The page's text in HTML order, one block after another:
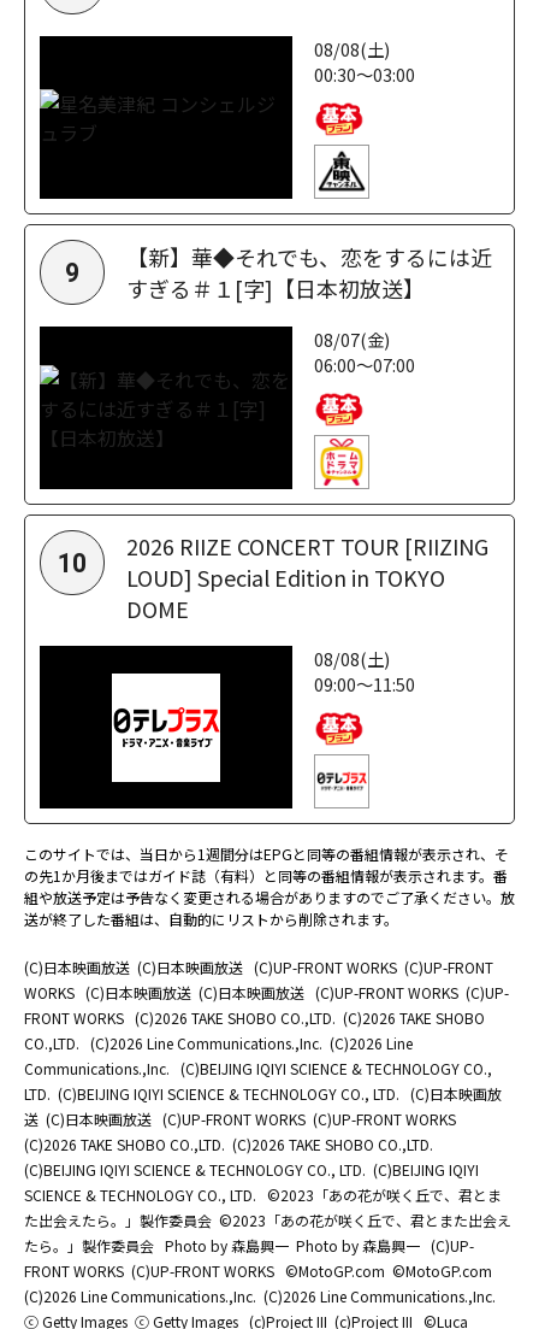
08/08(土)
00:30～03:00
9
【新】華◆それでも、恋をするには近
すぎる＃１[字]【日本初放送】
08/07(金)
06:00～07:00
10
2026 RIIZE CONCERT TOUR [RIIZING
LOUD] Special Edition in TOKYO
DOME
08/08(土)
09:00～11:50
このサイトでは、当日から1週間分はEPGと同等の番組情報が表示され、そ
の先1か月後まではガイド誌（有料）と同等の番組情報が表示されます。番
組や放送予定は予告なく変更される場合がありますのでご了承ください。放
送が終了した番組は、自動的にリストから削除されます。
(C)日本映画放送 (C)日本映画放送 (C)UP-FRONT WORKS (C)UP-FRONT
WORKS (C)日本映画放送 (C)日本映画放送 (C)UP-FRONT WORKS (C)UP-
FRONT WORKS (C)2026 TAKE SHOBO CO.,LTD. (C)2026 TAKE SHOBO
CO.,LTD. (C)2026 Line Communications.,Inc. (C)2026 Line
Communications.,Inc. (C)BEIJING IQIYI SCIENCE & TECHNOLOGY CO.,
LTD. (C)BEIJING IQIYI SCIENCE & TECHNOLOGY CO., LTD. (C)日本映画放
送 (C)日本映画放送 (C)UP-FRONT WORKS (C)UP-FRONT WORKS
(C)2026 TAKE SHOBO CO.,LTD. (C)2026 TAKE SHOBO CO.,LTD.
(C)BEIJING IQIYI SCIENCE & TECHNOLOGY CO., LTD. (C)BEIJING IQIYI
SCIENCE & TECHNOLOGY CO., LTD. ©2023「あの花が咲く丘で、君とま
た出会えたら。」製作委員会 ©2023「あの花が咲く丘で、君とまた出会え
たら。」製作委員会 Photo by 森島興一 Photo by 森島興一 (C)UP-
FRONT WORKS (C)UP-FRONT WORKS ©MotoGP.com ©MotoGP.com
(C)2026 Line Communications.,Inc. (C)2026 Line Communications.,Inc.
ⓒ Getty Images ⓒ Getty Images (c)Project III (c)Project III ©Luca